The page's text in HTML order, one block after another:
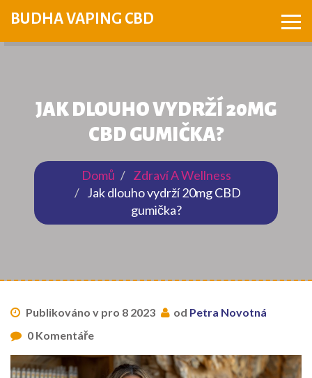
BUDHA VAPING CBD
JAK DLOUHO VYDRŽÍ 20MG
CBD GUMIČKA?
Domů
Zdraví A Wellness
Jak dlouho vydrží 20mg CBD
gumička?
Publikováno v pro 8 2023 od Petra Novotná
0 Komentáře